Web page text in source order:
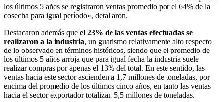
los últimos 5 años se registraron ventas promedio por el 64% de la
cosecha para igual período», detallaron.
Destacaron además que el 23% de las ventas efectuadas se
realizaron a la industria, un guarismo relativamente alto respecto
de lo observado en términos históricos, siendo que el promedio de
los últimos 5 años arroja que para igual fecha la industria suele
realizar compras por apenas el 13% del total. En este sentido, las
ventas hacia este sector ascienden a 1,7 millones de toneladas, por
encima del promedio de los últimos cinco años, en tanto las ventas
hacia el sector exportador totalizan 5,5 millones de toneladas.